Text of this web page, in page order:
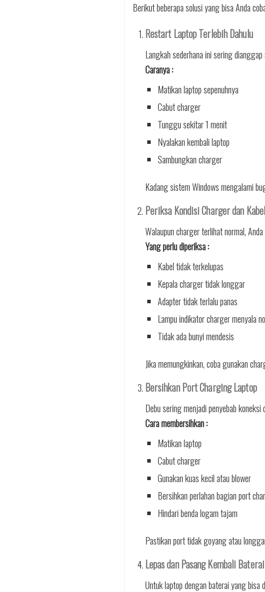
Berikut beberapa solusi yang bisa Anda
Restart Laptop Terlebih Dahulu
Langkah sederhana ini sering
Caranya :
Matikan laptop sepenuhnya
Cabut charger
Tunggu sekitar 1 menit
Nyalakan kembali laptop
Sambungkan charger
Kadang sistem Windows mengalami
Periksa Kondisi Charger dan Kabel
Walaupun charger terlihat normal,
Yang perlu diperiksa :
Kabel tidak terkelupas
Kepala charger tidak longgar
Adapter tidak terlalu panas
Lampu indikator charger menyala
Tidak ada bunyi mendesis
Jika memungkinkan, coba gunakan
Bersihkan Port Charging Laptop
Debu sering menjadi penyebab
Cara membersihkan :
Matikan laptop
Cabut charger
Gunakan kuas kecil atau blower
Bersihkan perlahan bagian port
Hindari benda logam tajam
Pastikan port tidak goyang atau
Lepas dan Pasang Kembali Baterai
Untuk laptop dengan baterai yang bisa